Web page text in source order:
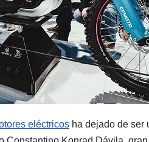
eléctricos ha dejado de ser